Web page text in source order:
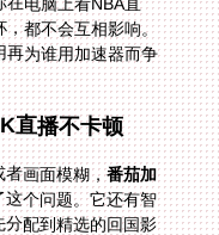
直播不卡顿
者画面模糊，番茄加
个问题。它还有智
分配到精选的回国影
线都有独享100M带
也能保持画面清晰流
外看咪咕视频世界杯